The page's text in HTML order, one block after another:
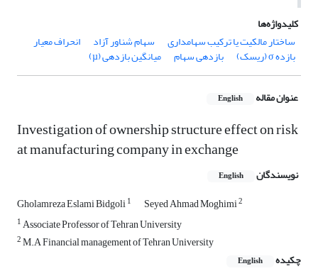
کلیدواژه‌ها
ساختار مالکیت یا ترکیب سهامداری
سهام شناور آزاد انحراف معیار
بازده σ (ریسک) بازدهی سهام میانگین بازدهی (µ)
عنوان مقاله English
Investigation of ownership structure effect on risk
at manufacturing company in exchange
نویسندگان English
Gholamreza Eslami Bidgoli1 Seyed Ahmad Moghimi2
1Associate Professor of Tehran University
2M.A Financial management of Tehran University
چکیده
English